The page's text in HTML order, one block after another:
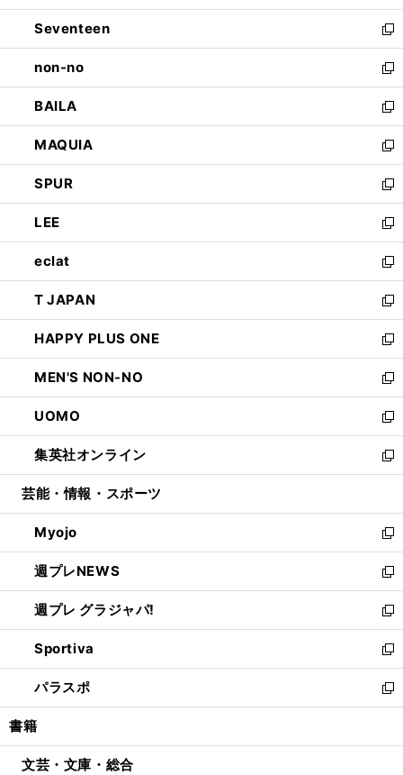
開
く
ウ
で
開
く
ン
ド
ウ
で
開
く
Seventeen
新
し
い
ウ
ィ
ン
ド
ウ
で
開
く
non-no
新
し
い
ウ
ィ
ン
ド
ウ
で
開
く
BAILA
新
し
い
ウ
ィ
ン
ド
ウ
で
開
く
MAQUIA
新
し
い
ウ
ィ
ン
ド
ウ
で
開
く
SPUR
新
し
い
ウ
ィ
ン
ド
ウ
で
開
く
LEE
新
し
い
ウ
ィ
ン
ド
ウ
で
開
く
eclat
新
し
い
ウ
ィ
ン
ド
ウ
で
開
く
T JAPAN
新
し
い
ウ
ィ
ン
ド
ウ
で
開
HAPPY PLUS ONE
新
し
い
ウ
ィ
ン
ド
ウ
開
く
MEN'S NON-NO
新
し
い
ウ
ィ
ン
ウ
で
開
く
UOMO
新
し
い
ウ
ン
ド
ウ
で
開
く
集英社オンライン
新
し
ウ
ィ
ン
ド
ウ
で
開
く
芸能・情報・スポーツ
Myojo
新
し
い
ウ
ィ
ン
ド
ウ
で
開
週プレNEWS
新
し
い
ウ
ィ
ン
ド
ウ
開
週プレ グラジャパ!
新
し
い
ウ
ィ
ン
ウ
Sportiva
新
し
い
ウ
ン
パラスポ
新
し
ウ
書籍
文芸・文庫・総合